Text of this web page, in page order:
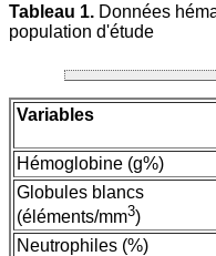
Tableau 1. Données
population d'étude
Variables
Hémoglobine (g%)
Globules blancs
(éléments/mm3)
Neutrophiles (%)